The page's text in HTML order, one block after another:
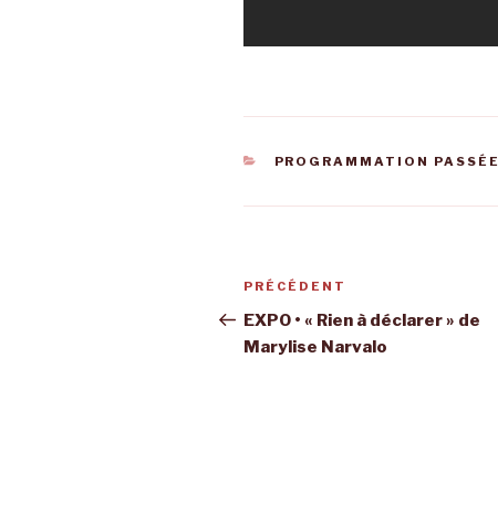
CATÉGORIES
PROGRAMMATION PASSÉE
Navigation
de
l’article
Article
précédent
PRÉCÉDENT
EXPO • « Rien à déclarer » de
Marylise Narvalo